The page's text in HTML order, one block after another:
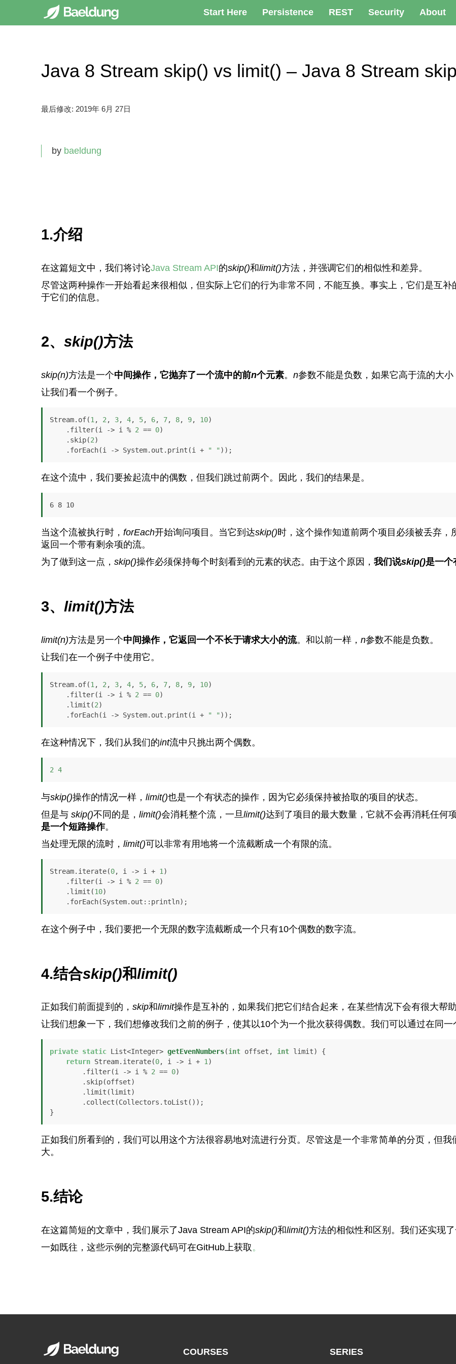
Start Here Persistence REST Security About
Java 8 Stream skip() vs limit() – Java 8 Stream
最后修改: 2019年 6月 27日
by baeldung
1.介绍
在这篇短文中，我们将讨论Java Stream API的skip()和limit()方法，并强调它们的相似性和差异。
尽管这两种操作一开始看起来很相似，但实际上它们的行为非常不同，不能互换。事实上，它们是互
于它们的信息。
2、 skip()方法
skip(n)方法是一个中间操作，它抛弃了一个流中的前n个元素。 n参数不能是负数，如果它高于流的大小
让我们看一个例子。
Stream.of(1 , 2 , 3, 4, 5, 6, 7, 8, 9, 10)
    .filter(i -> i %
2 == 0)
    .skip(
2)
    .forEach(i -> System.out.print(i +
" " ));
在这个流中，我们要捡起流中的偶数，但我们跳过前两个。因此，我们的结果是。
6 8 10
当这个流被执行时， forEach开始询问项目。当它到达skip()时，这个操作知道前两个项目必须被丢弃
返回一个带有剩余项的流。
为了做到这一点， skip()操作必须保持每个时刻看到的元素的状态。由于这个原因， 我们说skip()是一个
3、 limit()方法
limit(n)方法是另一个中间操作，它返回一个不长于请求大小的流。和以前一样， n参数不能是负数。
让我们在一个例子中使用它。
Stream.of(1 , 2 , 3, 4, 5, 6, 7, 8, 9, 10)
    .filter(i -> i %
2 == 0)
    .limit(
2)
    .forEach(i -> System.out.print(i +
" " ));
在这种情况下，我们从我们的int流中只挑出两个偶数。
2 4
与skip()操作的情况一样， limit()也是一个有状态的操作，因为它必须保持被拾取的项目的状态。
但是与skip()不同的是， limit()会消耗整个流，一旦 limit()达到了项目的最大数量，它就不会再消耗任何
是一个短路操作。
当处理无限的流时， limit()可以非常有用地将一个流截断成一个有限的流。
Stream.iterate(0, i -> i + 1 )
    .filter(i -> i %
2 == 0)
    .limit(
10)
    .forEach(System.out::println);
在这个例子中，我们要把一个无限的数字流截断成一个只有10个偶数的数字流。
4.结合skip()和limit()
正如我们前面提到的， skip和limit操作是互补的，如果我们把它们结合起来，在某些情况下会有很大帮助
让我们想象一下，我们想修改我们之前的例子，使其以10个为一个批次获得偶数。我们可以通过在同一
private static List<Integer> getEvenNumbers(int offset, int limit)
{
return Stream.iterate(0, i -> i + 1)
        .filter(i -> i %
2 == 0)
}
正如我们所看到的，我们可以用这个方法很容易地对流进行分页。尽管这是一个非常简单的分页，但
大。
5.结论
在这篇简短的文章中，我们展示了Java Stream API的skip()和limit()方法的相似性和区别。我们还实现
一如既往，这些示例的完整源代码可在GitHub上获取 。
COURSES SERIES